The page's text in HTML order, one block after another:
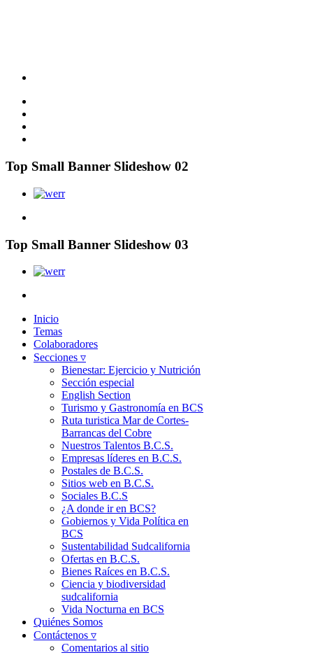
Top Small Banner Slideshow 02
Top Small Banner Slideshow 03
Inicio
Temas
Colaboradores
Secciones ▿
Bienestar: Ejercicio y Nutrición
Sección especial
English Section
Turismo y Gastronomía en BCS
Ruta turistica Mar de Cortes-
Barrancas del Cobre
Nuestros Talentos B.C.S.
Empresas líderes en B.C.S.
Postales de B.C.S.
Sitios web en B.C.S.
Sociales B.C.S
¿A donde ir en BCS?
Gobiernos y Vida Política en
BCS
Sustentabilidad Sudcalifornia
Ofertas en B.C.S.
Bienes Raíces en B.C.S.
Ciencia y biodiversidad
sudcalifornia
Vida Nocturna en BCS
Quiénes Somos
Contáctenos ▿
Comentarios al sitio